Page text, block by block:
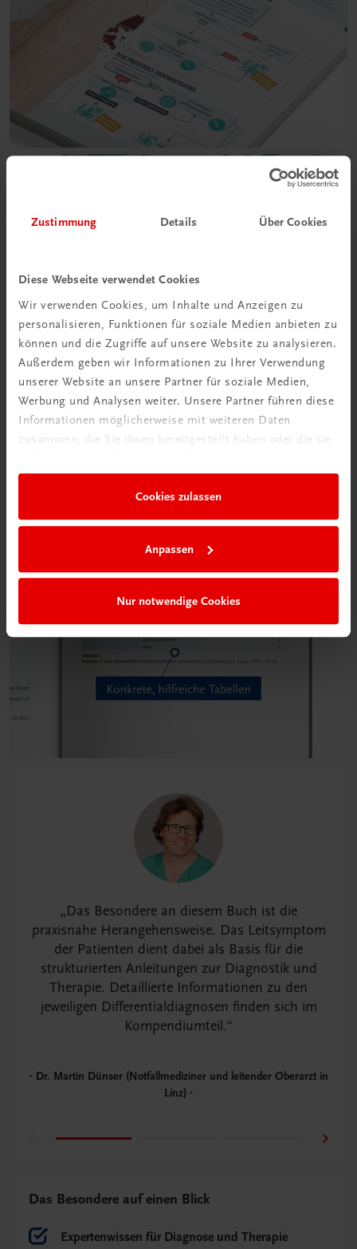
Zustimmung Details Über Cookies
Diese Webseite verwendet Cookies
Wir verwenden Cookies, um Inhalte und Anzeigen zu
personalisieren, Funktionen für soziale Medien anbieten zu
können und die Zugriffe auf unsere Website zu analysieren.
Außerdem geben wir Informationen zu Ihrer Verwendung
unserer Website an unsere Partner für soziale Medien,
Werbung und Analysen weiter. Unsere Partner führen diese
Informationen möglicherweise mit weiteren Daten
zusammen, die Sie ihnen bereitgestellt haben oder die sie
Cookies zulassen
Anpassen
Nur notwendige Cookies
Das Besondere an diesem Buch ist die
praxisnahe Herangehensweise. Das Leitsymptom
der Patienten dient dabei als Basis für die
strukturierten Anleitungen zur Diagnostik und
Therapie. Detaillierte Informationen zu den
jeweiligen Differentialdiagnosen finden sich im
Kompendiumteil.
Dr. Martin Dünser (Notfallmediziner und leitender Oberarzt in
Linz)
Das Besondere auf einen Blick
Expertenwissen für Diagnose und Therapie